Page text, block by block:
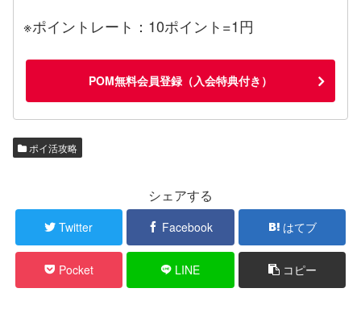
※ポイントレート：10ポイント=1円
POM無料会員登録（入会特典付き）
ポイ活攻略
シェアする
Twitter Facebook はてブ
Pocket LINE コピー